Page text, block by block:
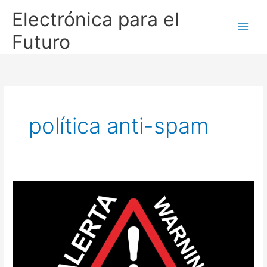
Electrónica para el
Futuro
política anti-spam